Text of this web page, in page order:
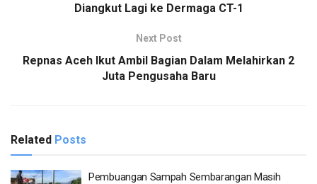
Diangkut Lagi ke Dermaga CT-1
Next Post
Repnas Aceh Ikut Ambil Bagian Dalam Melahirkan 2
Juta Pengusaha Baru
Related Posts
Pembuangan Sampah Sembarangan Masih